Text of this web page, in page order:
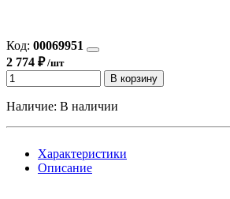
Код: 00069951
2 774 ₽/шт
В корзину
Наличие: В наличии
Характеристики
Описание